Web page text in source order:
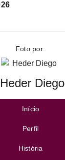
Foto por:
Heder Diego
Início
Perfil
História